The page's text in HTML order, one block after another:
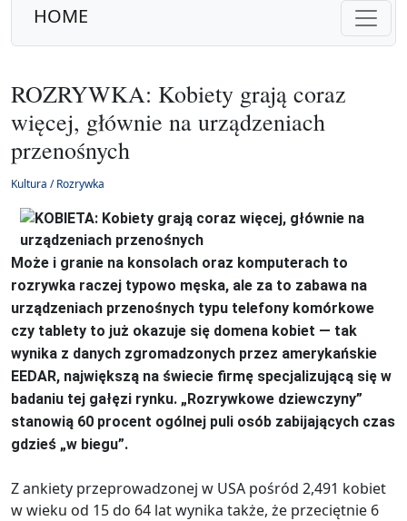
HOME
ROZRYWKA: Kobiety grają coraz
więcej, głównie na urządzeniach
przenośnych
Kultura / Rozrywka
Może i granie na konsolach oraz komputerach to
rozrywka raczej typowo męska, ale za to zabawa na
urządzeniach przenośnych typu telefony komórkowe
czy tablety to już okazuje się domena kobiet — tak
wynika z danych zgromadzonych przez amerykańskie
EEDAR, największą na świecie firmę specjalizującą się w
badaniu tej gałęzi rynku. „Rozrywkowe dziewczyny”
stanowią 60 procent ogólnej puli osób zabijających czas
gdzieś „w biegu”.
Z ankiety przeprowadzonej w USA pośród 2,491 kobiet
w wieku od 15 do 64 lat wynika także, że przeciętnie 6